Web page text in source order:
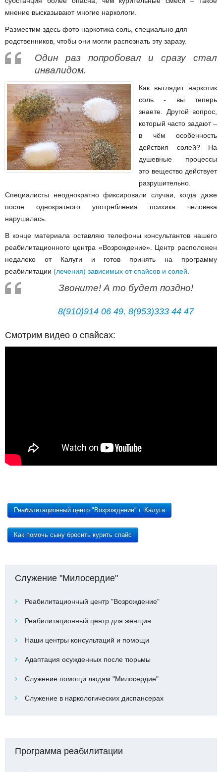
мнение высказывают многие наркологи.
Разместим здесь фото наркотика соль, специально для
родственников, чтобы они могли распознать эту заразу.
Один раз попробовал и сразу стал
инвалидом.
Как выглядит наркотик
соль - вы теперь
знаете. Другой вопрос,
который часто задают –
в чём особенность
действия солей? На
душевные процессы
это вещество действует
разрушительно.
Специалисты неоднократно фиксировали случаи, когда даже
после однократного употребления психика человека
нарушалась.
В конце материала оставляю телефоны консультантов нашего
реабилитационного центра «Возрождение». Центр расположен
недалеко от Калуги и готов принять на программу
реабилитации (лечения) зависимых от спайсов и солей
Звоните! А то будет поздно!
8(910)914 06 49, 8(953)333 44 47
Смотрим видео о спайсах:
Реабилитационный центр "Возрождение" г. Калуга
Как помочь сыну бросить курить спайс
Служение "Милосердие"
Реабилитационный центр "Возрождение"
Реабилитационный центр для женщин
Наши центры консультаций и помощи
Адаптация осужденных после тюрьмы
Служение помощи людям "Милосердие"
Служение в наркологических диспансерах
Программа реабилитации